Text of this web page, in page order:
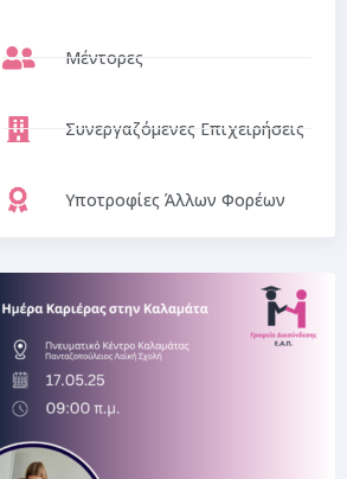
Μέντορες
Συνεργαζόμενες Επιχειρήσεις
Υποτροφίες Άλλων Φορέων